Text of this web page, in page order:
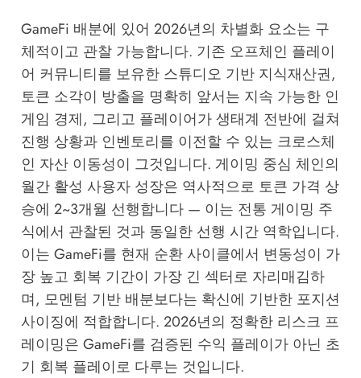
GameFi 배분에 있어 2026년의 차별화 요소는 구
체적이고 관찰 가능합니다. 기존 오프체인 플레이
어 커뮤니티를 보유한 스튜디오 기반 지식재산권,
토큰 소각이 방출을 명확히 앞서는 지속 가능한 인
게임 경제, 그리고 플레이어가 생태계 전반에 걸쳐
진행 상황과 인벤토리를 이전할 수 있는 크로스체
인 자산 이동성이 그것입니다. 게이밍 중심 체인의
월간 활성 사용자 성장은 역사적으로 토큰 가격 상
승에 2~3개월 선행합니다 — 이는 전통 게이밍 주
식에서 관찰된 것과 동일한 선행 시간 역학입니다.
이는 GameFi를 현재 순환 사이클에서 변동성이 가
장 높고 회복 기간이 가장 긴 섹터로 자리매김하
며, 모멘텀 기반 배분보다는 확신에 기반한 포지션
사이징에 적합합니다. 2026년의 정확한 리스크 프
레이밍은 GameFi를 검증된 수익 플레이가 아닌 초
기 회복 플레이로 다루는 것입니다.